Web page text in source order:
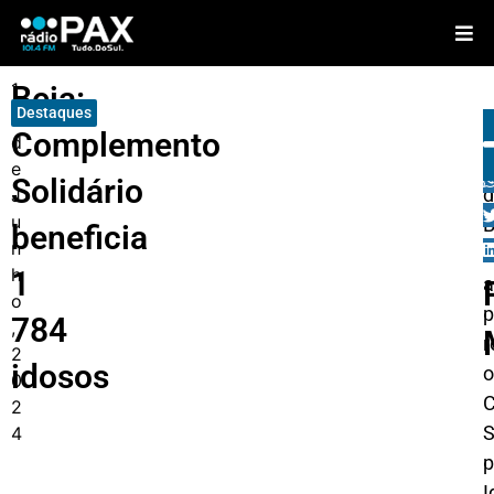
1
0
d
e
J
u
n
h
o
,
2
0
2
4
Beja:
Complemento
Solidário
beneficia
1
784
idosos
Destaques
o